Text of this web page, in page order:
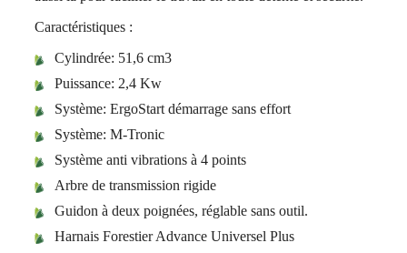
Caractéristiques :
Cylindrée: 51,6 cm3
Puissance: 2,4 Kw
Système: ErgoStart démarrage sans effort
Système: M-Tronic
Système anti vibrations à 4 points
Arbre de transmission rigide
Guidon à deux poignées, réglable sans outil.
Harnais Forestier Advance Universel Plus